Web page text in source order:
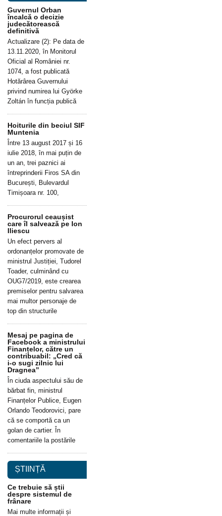
Guvernul Orban
încalcă o decizie
judecătorească
definitivă
Actualizare (2): Pe data de
13.11.2020, în Monitorul
Oficial al României nr.
1074, a fost publicată
Hotărârea Guvernului
privind numirea lui Györke
Zoltán în funcția publică
Hoiturile din beciul SIF
Muntenia
Între 13 august 2017 și 16
iulie 2018, în mai puțin de
un an, trei paznici ai
întreprinderii Firos SA din
București, Bulevardul
Timișoara nr. 100,
Procurorul ceaușist
care îl salvează pe Ion
Iliescu
Un efect pervers al
ordonanțelor promovate de
ministrul Justiției, Tudorel
Toader, culminând cu
OUG7/2019, este crearea
premiselor pentru salvarea
mai multor personaje de
top din structurile
Mesaj pe pagina de
Facebook a ministrului
Finanțelor, către un
contribuabil: „Cred că
i-o sugi zilnic lui
Dragnea”
În ciuda aspectului său de
bărbat fin, ministrul
Finanțelor Publice, Eugen
Orlando Teodorovici, pare
că se comportă ca un
golan de cartier. În
comentariile la postările
ȘTIINȚĂ
Ce trebuie să știi
despre sistemul de
frânare
Mai multe informații și